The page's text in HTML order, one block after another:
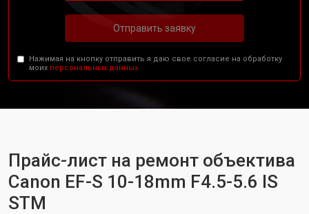
Отправить заявку
Нажимая на кнопку отправить я даю свое согласие на обработку
моих персональных данных.
Прайс-лист на ремонт объектива
Canon EF-S 10-18mm F4.5-5.6 IS
STM